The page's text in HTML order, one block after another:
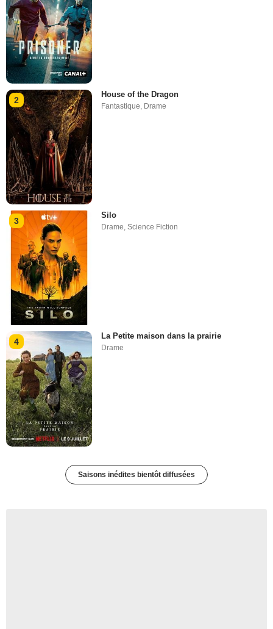
2
House of the Dragon
Fantastique Drame
3
Silo
Drame,Science Fiction
4
La Petite maison dans la prairie
Drame
Saisons inédites bientôt diffusées